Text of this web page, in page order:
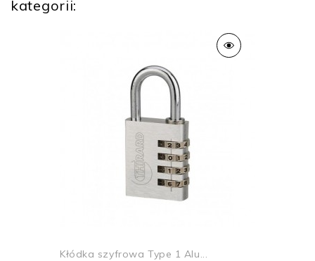
kategorii:
Kłódka szyfrowa Type 1 Alu...